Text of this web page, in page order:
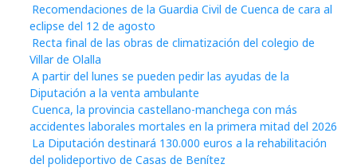
Recomendaciones de la Guardia Civil de Cuenca de cara al
eclipse del 12 de agosto
Recta final de las obras de climatización del colegio de
Villar de Olalla
A partir del lunes se pueden pedir las ayudas de la
Diputación a la venta ambulante
Cuenca, la provincia castellano-manchega con más
accidentes laborales mortales en la primera mitad del 2026
La Diputación destinará 130.000 euros a la rehabilitación
del polideportivo de Casas de Benítez